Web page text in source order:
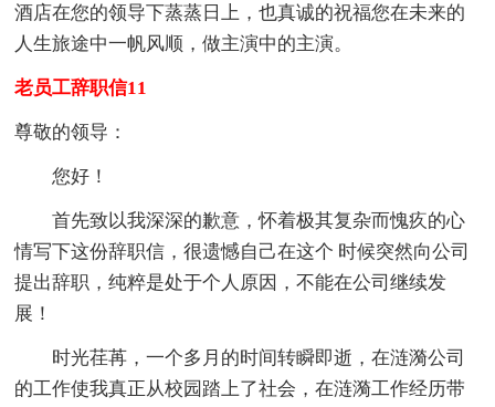
酒店在您的领导下蒸蒸日上，也真诚的祝福您在未来的
人生旅途中一帆风顺，做主演中的主演。
老员工辞职信11
尊敬的领导：
您好！
首先致以我深深的歉意，怀着极其复杂而愧疚的心
情写下这份辞职信，很遗憾自己在这个 时候突然向公司
提出辞职，纯粹是处于个人原因，不能在公司继续发
展！
时光荏苒，一个多月的时间转瞬即逝，在涟漪公司
的工作使我真正从校园踏上了社会，在涟漪工作经历带